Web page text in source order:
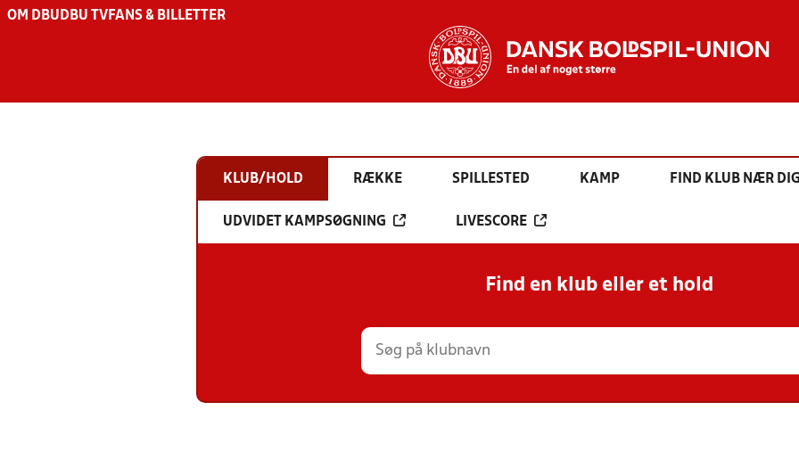
OM DBU DBU TV FANS & BILLETTER
KLUB/HOLD RÆKKE SPILLESTED KAMP FIND KLUB NÆR
UDVIDET KAMPSØGNING LIVESCORE
Find en klub eller et hold